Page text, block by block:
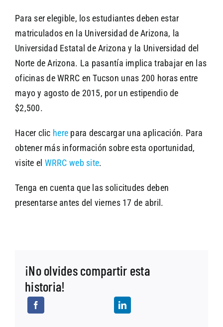
Para ser elegible, los estudiantes deben estar
matriculados en la Universidad de Arizona, la
Universidad Estatal de Arizona y la Universidad del
Norte de Arizona. La pasantía implica trabajar en las
oficinas de WRRC en Tucson unas 200 horas entre
mayo y agosto de 2015, por un estipendio de
$2,500.
Hacer clic here para descargar una aplicación. Para
obtener más información sobre esta oportunidad,
visite el WRRC web site.
Tenga en cuenta que las solicitudes deben
presentarse antes del viernes 17 de abril.
¡No olvides compartir esta
historia!